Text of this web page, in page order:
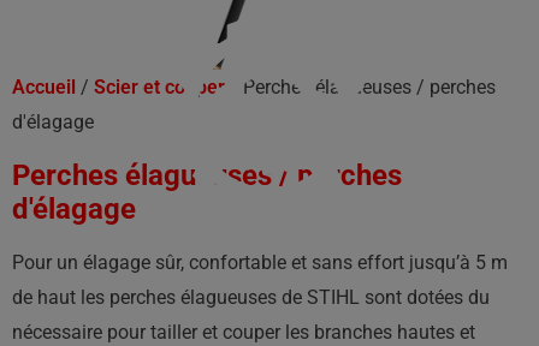
Accueil / Scier et couper / Perches élagueuses / perches
d'élagage
Perches élagueuses / perches
d'élagage
Pour un élagage sûr, confortable et sans effort jusqu’à 5 m
de haut les perches élagueuses de STIHL sont dotées du
nécessaire pour tailler et couper les branches hautes et